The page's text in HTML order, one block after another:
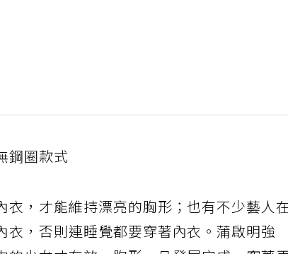
鋼圈款式
衣，才能維持漂亮的胸形；也有不少藝人
，否則連睡覺都要穿著內衣。蒲啟明強